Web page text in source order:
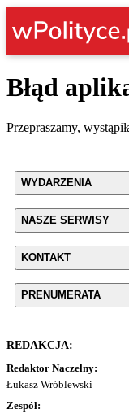
Błąd
Przepraszamy,
WYDARZENIA
NASZE SERWISY
KONTAKT
PRENUMERATA
REDAKCJA:
Redaktor Naczelny:
Łukasz Wróblewski
Zespół: